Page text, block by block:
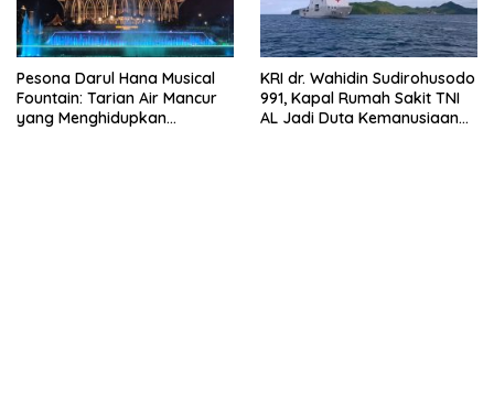
Pesona Darul Hana Musical
Fountain: Tarian Air Mancur
yang Menghidupkan
KRI dr. Wahidin Sudirohusodo
991, Kapal Rumah Sakit TNI
AL Jadi Duta Kemanusiaan